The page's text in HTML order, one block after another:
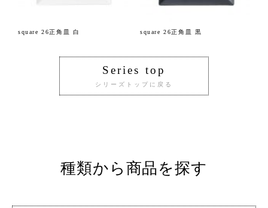
square 26正角皿 白 square 26正角皿 黒
Series top
シリーズトップに戻る
種類から商品を探す